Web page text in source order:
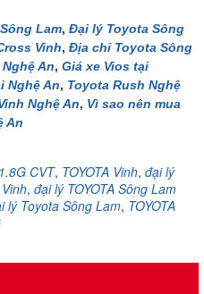
Lam, Đại lý Toyota Sông
Vinh, Địa chỉ Toyota Sông
An, Giá xe Vios tại
Nghệ An, Toyota Rush Nghệ
Nghệ An, Vì sao nên mua
An
CVT, TOYOTA Vinh, đại lý
, đại lý TOYOTA Sông Lam
lý Toyota Sông Lam, TOYOTA